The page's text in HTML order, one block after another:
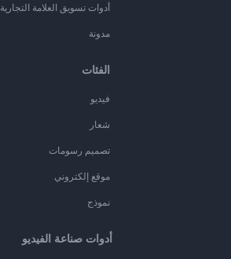
أدوات تسويق العلامة التجارية
مدونة
الفئات
فيديو
شعار
تصميم رسومات
موقع إلكتروني
نموذج
أدوات صناعة الفيديو